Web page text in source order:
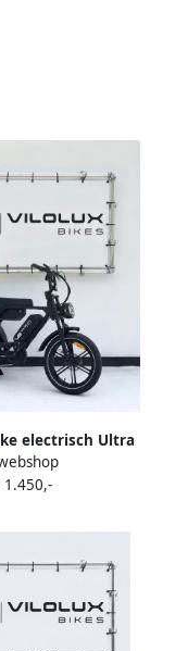
electrisch Ultra
Zwart zadel
Niet opvoerbare
2 Jaar garantie
Alarm City Banden
1.450,-